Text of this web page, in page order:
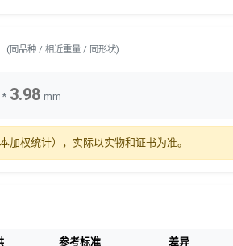
(同品种 / 相近重量 / 同形状)
* 3.98 mm
加权统计），实际以实物和证书为准。
参考标准 差异